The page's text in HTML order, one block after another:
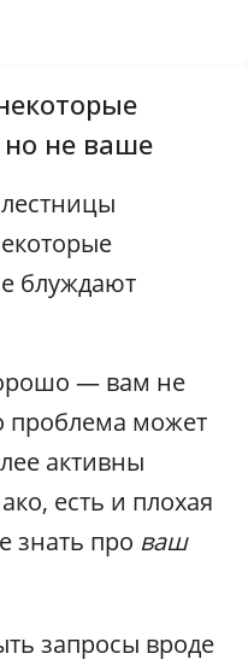
не ваше
блуждают
— вам не
проблема может
активны
есть и плохая
знать про ваш
запросы вроде